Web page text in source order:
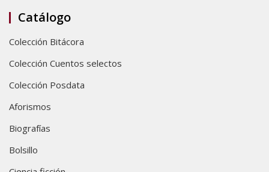
Catálogo
Colección Bitácora
Colección Cuentos selectos
Colección Posdata
Aforismos
Biografías
Bolsillo